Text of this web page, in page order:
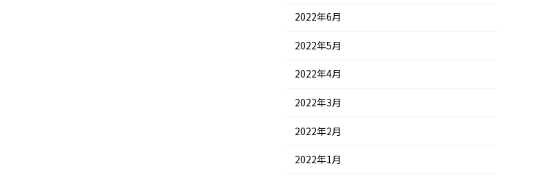
2022年6月
2022年5月
2022年4月
2022年3月
2022年2月
2022年1月